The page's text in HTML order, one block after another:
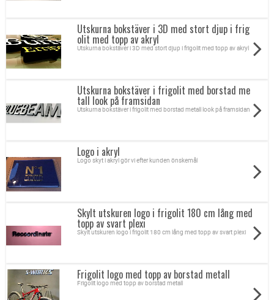
Utskurna bokstäver i 3D med stort djup i frig
olit med topp av akryl
Utskurna bokstäver i 3D med stort djup i frigolit med topp av akryl
Utskurna bokstäver i frigolit med borstad me
tall look på framsidan
Utskurna bokstäver i frigolit med borstad metall look på framsidan
Logo i akryl
Logo skyt i akryl gör vi efter kunden önskemål
Skylt utskuren logo i frigolit 180 cm lång med
topp av svart plexi
Skylt utskuren logo i frigolit 180 cm lång med topp av svart plexi
Frigolit logo med topp av borstad metall
Frigolit logo med topp av borstad metall